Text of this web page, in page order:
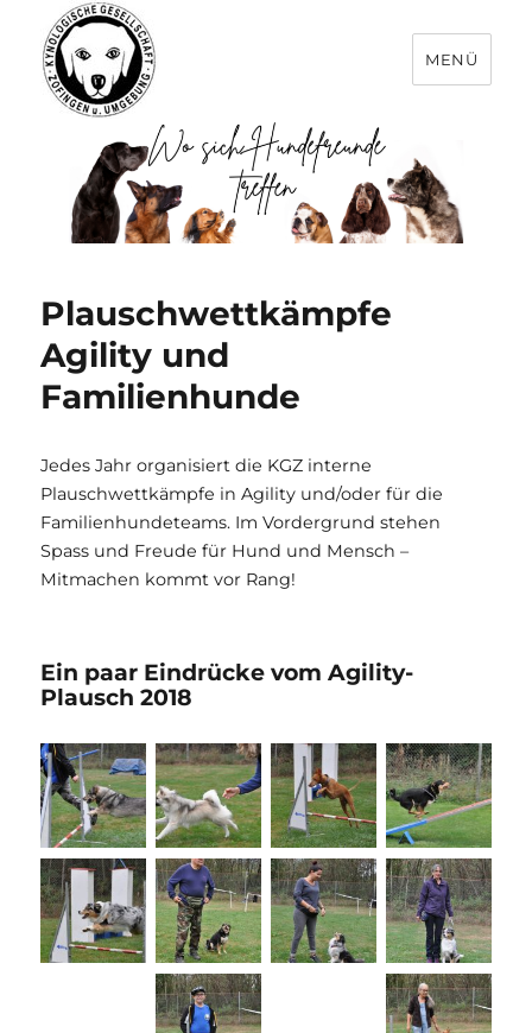
MENÜ
Plauschwettkämpfe
Agility und
Familienhunde
Jedes Jahr organisiert die KGZ interne
Plauschwettkämpfe in Agility und/oder für die
Familienhundeteams. Im Vordergrund stehen
Spass und Freude für Hund und Mensch –
Mitmachen kommt vor Rang!
Ein paar Eindrücke vom Agility-
Plausch 2018